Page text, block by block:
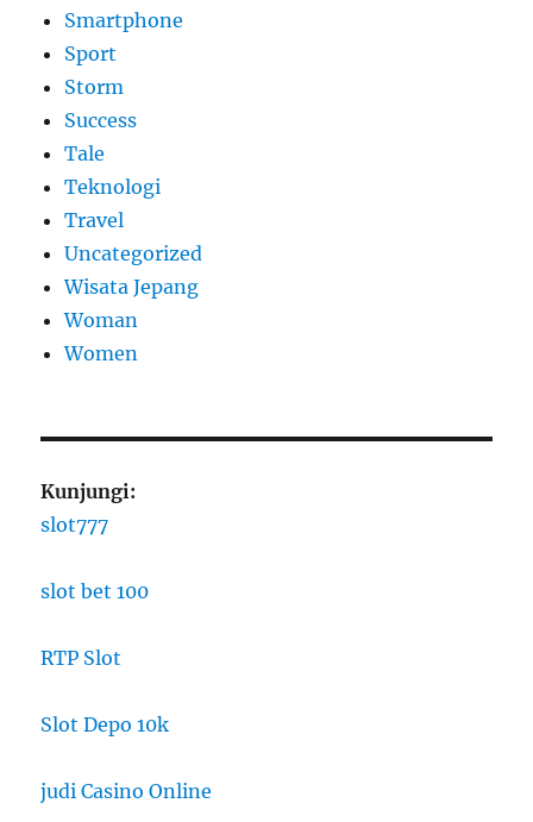
Smartphone
Sport
Storm
Success
Tale
Teknologi
Travel
Uncategorized
Wisata Jepang
Woman
Women
Kunjungi:
slot777
slot bet 100
RTP Slot
Slot Depo 10k
judi Casino Online